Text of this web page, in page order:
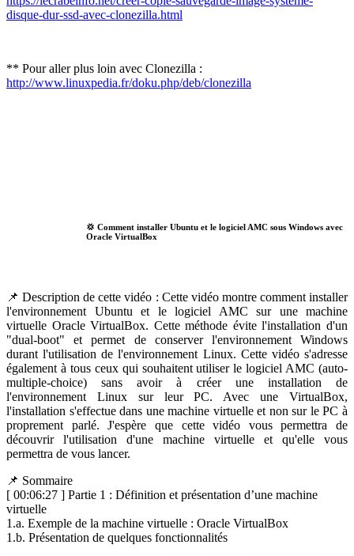
disque-dur-ssd-avec-clonezilla.html
** Pour aller plus loin avec Clonezilla :
http://www.linuxpedia.fr/doku.php/deb/clonezilla
💢 Comment installer Ubuntu et le logiciel AMC sous Windows avec
Oracle VirtualBox
📌 Description de cette vidéo : Cette vidéo montre comment installer
l'environnement Ubuntu et le logiciel AMC sur une machine
virtuelle Oracle VirtualBox. Cette méthode évite l'installation d'un
"dual-boot" et permet de conserver l'environnement Windows
durant l'utilisation de l'environnement Linux. Cette vidéo s'adresse
également à tous ceux qui souhaitent utiliser le logiciel AMC (auto-
multiple-choice) sans avoir à créer une installation de
l'environnement Linux sur leur PC. Avec une VirtualBox,
l'installation s'effectue dans une machine virtuelle et non sur le PC à
proprement parlé. J'espère que cette vidéo vous permettra de
découvrir l'utilisation d'une machine virtuelle et qu'elle vous
permettra de vous lancer.
📌 Sommaire
[ 00:06:27 ] Partie 1 : Définition et présentation d’une machine
virtuelle
1.a. Exemple de la machine virtuelle : Oracle VirtualBox
1.b. Présentation de quelques fonctionnalités